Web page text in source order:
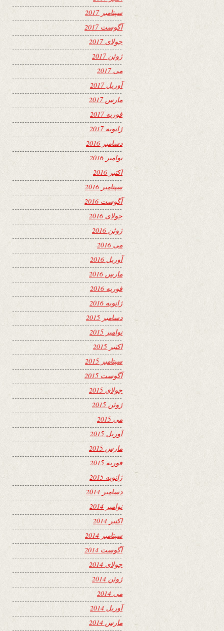
سپتامبر 2017
آگوست 2017
جولای 2017
ژوئن 2017
می 2017
آوریل 2017
مارس 2017
فوریه 2017
ژانویه 2017
دسامبر 2016
نوامبر 2016
اکتبر 2016
سپتامبر 2016
آگوست 2016
جولای 2016
ژوئن 2016
می 2016
آوریل 2016
مارس 2016
فوریه 2016
ژانویه 2016
دسامبر 2015
نوامبر 2015
اکتبر 2015
سپتامبر 2015
آگوست 2015
جولای 2015
ژوئن 2015
می 2015
آوریل 2015
مارس 2015
فوریه 2015
ژانویه 2015
دسامبر 2014
نوامبر 2014
اکتبر 2014
سپتامبر 2014
آگوست 2014
جولای 2014
ژوئن 2014
می 2014
آوریل 2014
مارس 2014